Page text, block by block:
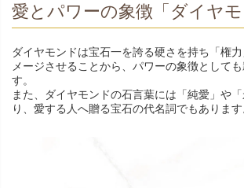
愛とパワーの象徴「ダイヤモ
ダイヤモンドは宝石一を誇る硬さを持ち「権
メージさせることから、パワーの象徴として
す。
また、ダイヤモンドの石言葉には「純愛」や
り、愛する人へ贈る宝石の代名詞でもあります